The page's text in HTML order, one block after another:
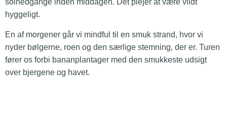
solnedgange inden middagen. Det plejer at være vildt
hyggeligt.
En af morgener går vi mindful til en smuk strand, hvor vi
nyder bølgerne, roen og den særlige stemning, der er. Turen
fører os forbi bananplantager med den smukkeste udsigt
over bjergene og havet.